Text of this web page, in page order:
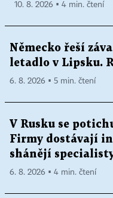
10. 8. 2026 ▪ 4 min. čtení
Německo řeší
letadlo v Lipsku.
6. 8. 2026 ▪ 5 min. čtení
V Rusku se
Firmy dostávají
shánějí
6. 8. 2026 ▪ 4 min. čtení